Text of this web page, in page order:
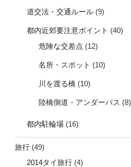
道交法・交通ルール (9)
都内近郊要注意ポイント (40)
危険な交差点 (12)
名所・スポット (10)
川を渡る橋 (10)
陸橋側道・アンダーパス (8)
都内駐輪場 (16)
旅行 (49)
2014タイ旅行 (4)